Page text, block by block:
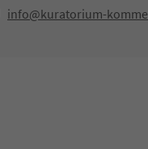
info@kuratorium-